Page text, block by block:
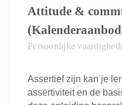
Attitude &
Persoonlijke
Assertief zijn kan je
assertiviteit en de